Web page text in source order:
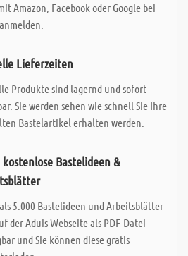
Amazon, Facebook oder Google bei
Lieferzeiten
Produkte sind lagernd und sofort
Sie werden sehen wie schnell Sie Ihre
Bastelartikel erhalten werden.
kostenlose Bastelideen &
5.000 Bastelideen und Arbeitsblätter
der Aduis Webseite als PDF-Datei
und Sie können diese gratis